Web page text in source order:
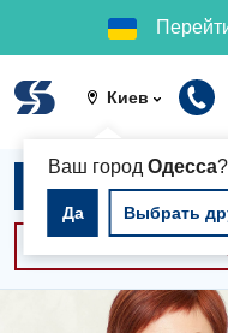
Киев
Ваш город Одесса?
Да Выбрать